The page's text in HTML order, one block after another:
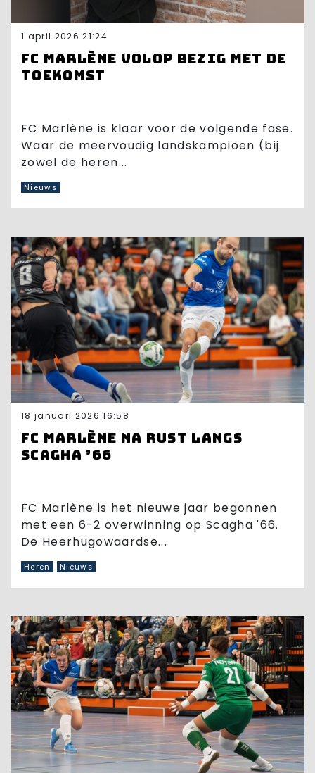
1 april 2026 21:24
FC Marlène volop bezig met de
toekomst
FC Marlène is klaar voor de volgende fase.
Waar de meervoudig landskampioen (bij
zowel de heren...
Nieuws
18 januari 2026 16:58
FC Marlène na rust langs
Scagha ’66
FC Marlène is het nieuwe jaar begonnen
met een 6-2 overwinning op Scagha '66.
De Heerhugowaardse...
Heren Nieuws